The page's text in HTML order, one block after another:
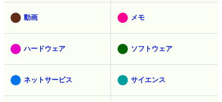
動画 メモ
ハードウェア ソフトウェア
ネットサービス サイエンス